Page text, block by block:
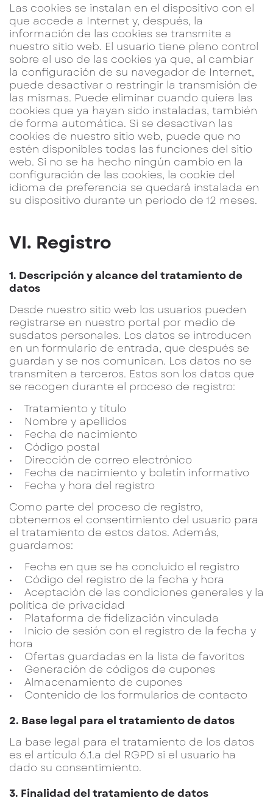
Las cookies se instalan en el dispositivo con el
que accede a Internet y, después, la
información de las cookies se transmite a
nuestro sitio web. El usuario tiene pleno control
sobre el uso de las cookies ya que, al cambiar
la configuración de su navegador de Internet,
puede desactivar o restringir la transmisión de
las mismas. Puede eliminar cuando quiera las
cookies que ya hayan sido instaladas, también
de forma automática. Si se desactivan las
cookies de nuestro sitio web, puede que no
estén disponibles todas las funciones del sitio
web. Si no se ha hecho ningún cambio en la
configuración de las cookies, la cookie del
idioma de preferencia se quedará instalada en
su dispositivo durante un periodo de 12 meses.
VI. Registro
1. Descripción y alcance del tratamiento de
datos
Desde nuestro sitio web los usuarios pueden
registrarse en nuestro portal por medio de
susdatos personales. Los datos se introducen
en un formulario de entrada, que después se
guardan y se nos comunican. Los datos no se
transmiten a terceros. Estos son los datos que
se recogen durante el proceso de registro:
• Tratamiento y título
• Nombre y apellidos
• Fecha de nacimiento
• Código postal
• Dirección de correo electrónico
• Fecha de nacimiento y boletín informativo
• Fecha y hora del registro
Como parte del proceso de registro,
obtenemos el consentimiento del usuario para
el tratamiento de estos datos. Además,
guardamos:
• Fecha en que se ha concluido el registro
• Código del registro de la fecha y hora
• Aceptación de las condiciones generales y la
política de privacidad
• Plataforma de fidelización vinculada
• Inicio de sesión con el registro de la fecha y
hora
• Ofertas guardadas en la lista de favoritos
• Generación de códigos de cupones
• Almacenamiento de cupones
• Contenido de los formularios de contacto
2. Base legal para el tratamiento de datos
La base legal para el tratamiento de los datos
es el artículo 6.1.a del RGPD si el usuario ha
dado su consentimiento.
3. Finalidad del tratamiento de datos